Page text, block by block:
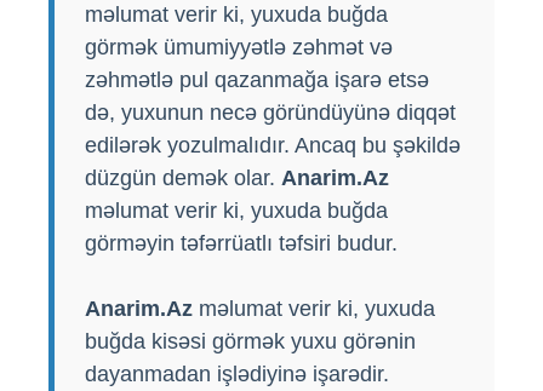
məlumat verir ki, yuxuda buğda
görmək ümumiyyətlə zəhmət və
zəhmətlə pul qazanmağa işarə etsə
də, yuxunun necə göründüyünə diqqət
edilərək yozulmalıdır. Ancaq bu şəkildə
düzgün demək olar. Anarim.Az
məlumat verir ki, yuxuda buğda
görməyin təfərrüatlı təfsiri budur.
Anarim.Az məlumat verir ki, yuxuda
buğda kisəsi görmək yuxu görənin
dayanmadan işlədiyinə işarədir.